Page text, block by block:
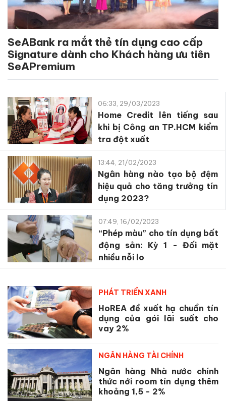
SeABank ra mắt thẻ tín dụng cao cấp
Signature dành cho Khách hàng ưu tiên
SeAPremium
06:33, 29/03/2023
Home Credit lên tiếng sau
khi bị Công an TP.HCM kiểm
tra đột xuất
13:44, 21/02/2023
Ngân hàng nào tạo bộ đệm
hiệu quả cho tăng trưởng tín
dụng 2023?
07:49, 16/02/2023
“Phép màu” cho tín dụng bất
động sản: Kỳ 1 - Đối mặt
nhiều nỗi lo
PHÁT TRIỂN XANH
HoREA đề xuất hạ chuẩn tín
dụng của gói lãi suất cho
vay 2%
NGÂN HÀNG TÀI CHÍNH
Ngân hàng Nhà nước chính
thức nới room tín dụng thêm
khoảng 1,5 - 2%